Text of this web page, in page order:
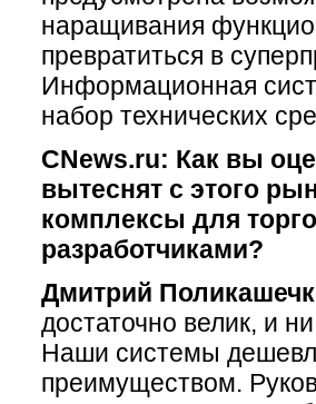
наращивания
превратиться в
Информационная
набор технических
CNews.ru: Как вы
вытеснят с этого
комплексы для
разработчиками?
Дмитрий
достаточно велик, и
Наши системы
преимуществом.